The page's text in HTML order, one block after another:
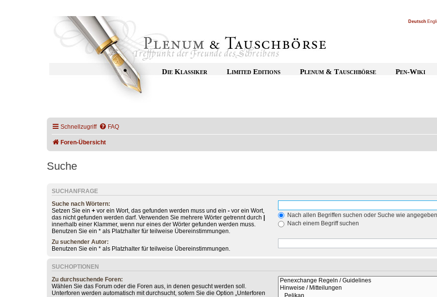
Deutsch
Die Klassiker Limited Editions Plenum & Tauschbörse Pen-Wiki
Schnellzugriff FAQ
Foren-Übersicht
Suche
SUCHANFRAGE
Suche nach Wörtern:
Setzen Sie ein + vor ein Wort, das gefunden werden muss und ein - vor ein Wort,
das nicht gefunden werden darf. Verwenden Sie mehrere Wörter getrennt durch
innerhalb einer Klammer, wenn nur eines der Wörter gefunden werden muss.
Benutzen Sie ein * als Platzhalter für teilweise Übereinstimmungen.
Nach allen Begriffen suchen oder Suche wie
Nach einem Begriff suchen
Zu suchender Autor:
Benutzen Sie ein * als Platzhalter für teilweise Übereinstimmungen.
SUCHOPTIONEN
Zu durchsuchende Foren:
Wählen Sie das Forum oder die Foren aus, in denen gesucht werden soll.
Unterforen werden automatisch mit durchsucht, sofern Sie die Option „Unterforen